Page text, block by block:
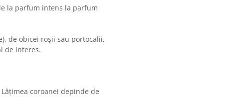
la parfum intens la parfum
de obicei roșii sau portocalii,
de interes.
coroanei depinde de